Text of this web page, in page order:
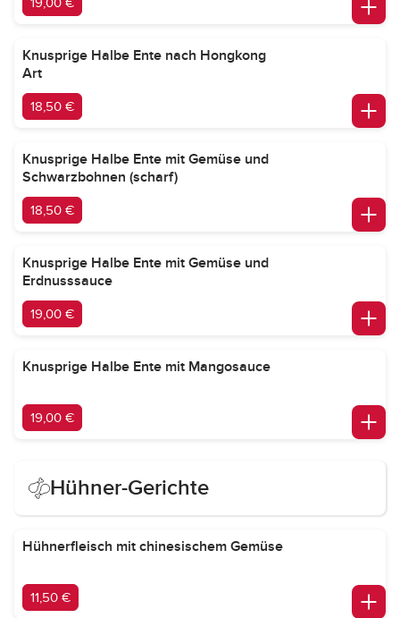
Knusprige Halbe Ente nach Hongkong
Art
18,50 €
Knusprige Halbe Ente mit Gemüse und
Schwarzbohnen (scharf)
18,50 €
Knusprige Halbe Ente mit Gemüse und
Erdnusssauce
19,00 €
Knusprige Halbe Ente mit Mangosauce
19,00 €
Hühner-Gerichte
Hühnerfleisch mit chinesischem Gemüse
11,50 €